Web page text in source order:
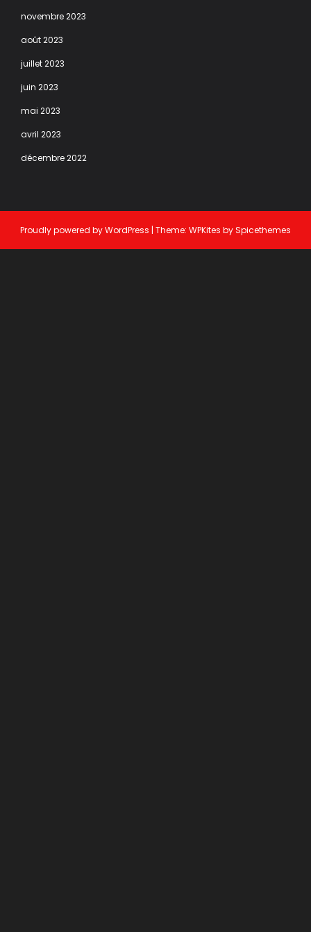
novembre 2023
août 2023
juillet 2023
juin 2023
mai 2023
avril 2023
décembre 2022
Proudly powered byWordPress | Theme: WPKites bySpicethemes